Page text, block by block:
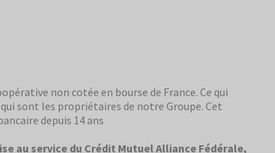
non cotée en bourse de France. Ce qui
sont les propriétaires de notre Groupe. Cet
depuis 14 ans
au service du Crédit Mutuel Alliance Fédérale,